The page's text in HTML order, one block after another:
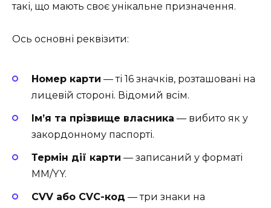
такі, що мають своє унікальне призначення.
Ось основні реквізити:
Номер карти — ті 16 значків, розташовані на
лицевій стороні. Відомий всім.
Ім’я та прізвище власника — вибито як у
закордонному паспорті.
Термін дії карти — записаний у форматі
MM/YY.
CVV або CVC-код — три знаки на